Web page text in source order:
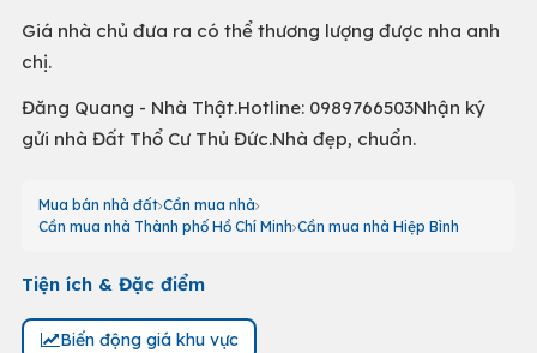
Giá nhà chủ đưa ra có thể thương lượng được nha anh
chị.
Đăng Quang - Nhà Thật.Hotline: 0989766503Nhận ký
gửi nhà Đất Thổ Cư Thủ Đức.Nhà đẹp, chuẩn.
Mua bán nhà đất Cần mua nhà
Cần mua nhà Thành phố Hồ Chí Minh Cần mua nhà Hiệp Bình
Tiện ích & Đặc điểm
Biến động giá khu vực